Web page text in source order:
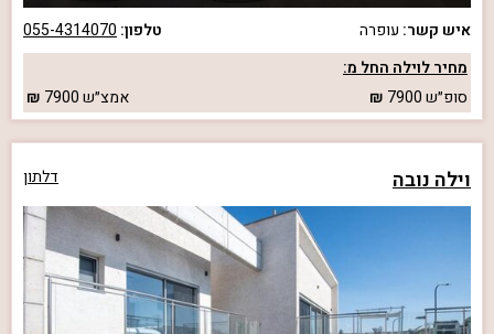
איש קשר: עופרה טלפון: 055-4314070
מחיר לוילה החל מ:
סופ״ש7900 אמצ״ש7900
וילה נובה דלתון